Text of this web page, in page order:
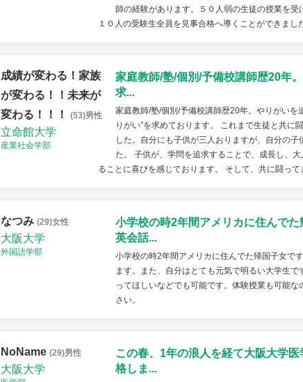
師の経験があります。５０人弱の生徒の授業を受
１０人の受験生全員を見事合格へ導くことができまし
成績が変わる！家族
が変わる！！未来が
変わる！！！
(53)男性
立命館大学
産業社会学部
家庭教師/塾/個別/予備校講師歴20年
求...
家庭教師/塾/個別/予備校講師歴20年。やりがいを
りがい”を求めております。 これまで生徒と共に
した。自分にも子供が三人おりますが、自分の子
た。 子供が、学問を追求することで、成長し、
ることに喜びを感じております。 そして、共に闘って
なつみ (29)女性
大阪大学
外国語学部
小学校の時2年間アメリカに住んでた
英会話...
小学校の時2年間アメリカに住んでた帰国子女で
ます。また、自分はとても元気で明るい大学生で
ってほしいなどでも可能です。体験授業も可能
さい。
NoName (29)男性
大阪大学
この春、1年の浪人を経て大阪大学
格しま...